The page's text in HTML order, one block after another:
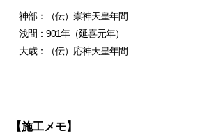
神部：（伝）崇神天皇年間
浅間：901年（延喜元年）
大歳：（伝）応神天皇年間
【施工メモ】